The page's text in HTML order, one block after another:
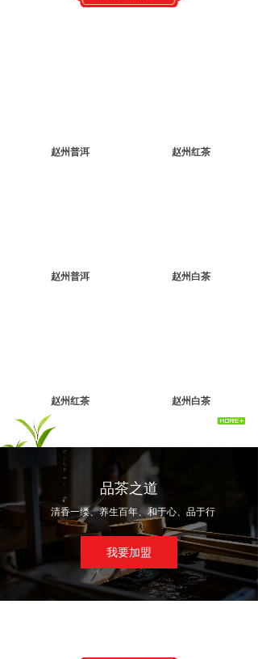
赵州普洱 赵州红茶
赵州普洱 赵州白茶
赵州红茶 赵州白茶
品茶之道
清香一缕、养生百年、和于心、品于行
我要加盟